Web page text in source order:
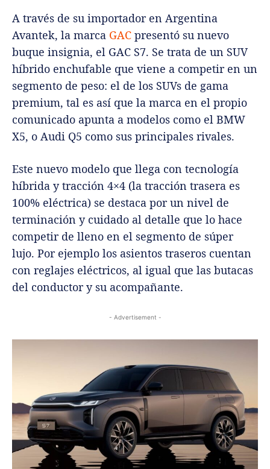
A través de su importador en Argentina
Avantek, la marca GAC presentó su nuevo
buque insignia, el GAC S7. Se trata de un SUV
híbrido enchufable que viene a competir en un
segmento de peso: el de los SUVs de gama
premium, tal es así que la marca en el propio
comunicado apunta a modelos como el BMW
X5, o Audi Q5 como sus principales rivales.
Este nuevo modelo que llega con tecnología
híbrida y tracción 4×4 (la tracción trasera es
100% eléctrica) se destaca por un nivel de
terminación y cuidado al detalle que lo hace
competir de lleno en el segmento de súper
lujo. Por ejemplo los asientos traseros cuentan
con reglajes eléctricos, al igual que las butacas
del conductor y su acompañante.
- Advertisement -